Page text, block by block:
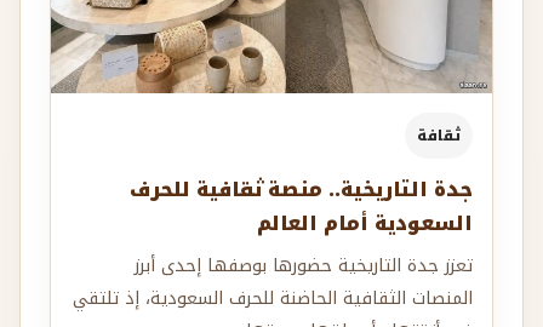
ثقافة
جدة التاريخية.. منصة ثقافية للحرف
السعودية أمام العالم
تعزز جدة التاريخية حضورها بوصفها إحدى أبرز
المنصات الثقافية الحاضنة للحرف السعودية، إذ تلتقي